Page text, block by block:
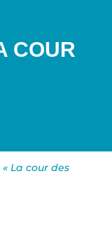
COUR
La cour des